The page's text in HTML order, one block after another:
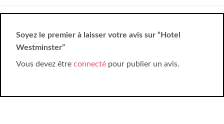
Soyez le premier à laisser votre avis sur “Hotel
Westminster”
Vous devez être connecté pour publier un avis.